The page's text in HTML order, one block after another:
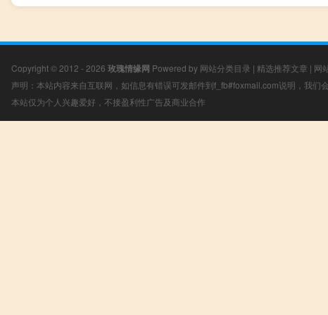
Copyright © 2012 - 2026 玫瑰情缘网 Powered by 网站分类目录 | 精选推荐文章 | 网
声明：本站内容来自互联网，如信息有错误可发邮件到f_fb#foxmail.com说明，我们
本站仅为个人兴趣爱好，不接盈利性广告及商业合作